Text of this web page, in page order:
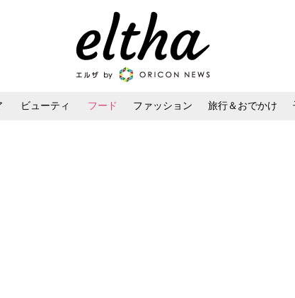
ビューティ フード ファッション 旅行＆おでかけ